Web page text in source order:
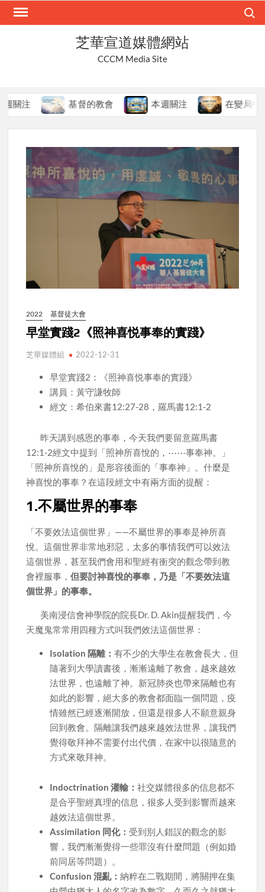
Skip
芝華宣道媒體網站
CCCM Media Site
基督的教會 本週關注 在變局中持守真道
2022 基督徒大會
早堂實踐2《照神喜悦事奉的實踐》
芝華媒體組 2022-12-31
早堂實踐2：《照神喜悦事奉的實踐》
講員：黃守謙牧師
經文：希伯來書12:27-28，羅馬書12:1-2
昨天講到感恩的事奉，今天我們要留意羅馬書
12:1-2經文中提到「照神所喜悅的，⋯⋯事奉神。」
「照神所喜悅的」是形容後面的「事奉神」。什麼是
神喜悅的事奉？在這段經文中有兩方面的提醒：
1.不屬世界的事奉
「不要效法這個世界」——不屬世界的事奉是神所喜
悅。這個世界非常地邪惡，太多的事情我們可以效法
這個世界，甚至我們會用和聖經有衝突的觀念帶到教
會裡服事，但要討神喜悅的事奉，乃是「不要效法這
個世界」的事奉。
美南浸信會神學院的院長Dr. D. Akin提醒我們，今
天魔鬼常常用四種方式叫我們效法這個世界：
Isolation 隔離：有不少的大學生在教會長大，但
隨著到大學讀書後，漸漸遠離了教會，越來越效
法世界，也遠離了神。新冠肺炎也帶來隔離也有
如此的影響，絕大多的教會都面臨一個問題，疫
情雖然已經逐漸開放，但還是很多人不願意親身
回到教會。隔離讓我們越來越效法世界，讓我們
覺得敬拜神不需要付出代價，在家中以很隨意的
方式來敬拜神。
Indoctrination 灌輸：社交媒體很多的信息都不
是合乎聖經真理的信息，很多人受到影響而越來
越效法這個世界。
Assimilation 同化： 受到別人錯誤的觀念的影
響，我們漸漸覺得一些罪沒有什麼問題（例如婚
前同居等問題）。
Confusion 混亂：納粹在二戰期間，將關押在集